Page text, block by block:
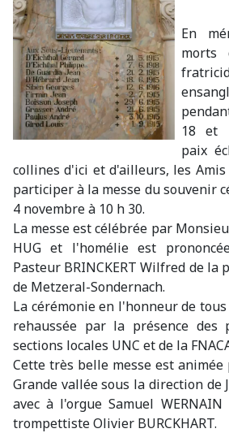
En
morts
18 et
paix
collines d'ici et d'ailleurs, les
participer à la messe du souvenir
4 novembre à 10 h 30.
La messe est célébrée par
HUG et l'homélie est
Pasteur BRINCKERT Wilfred de la
de Metzeral-Sondernach.
La cérémonie en l'honneur de
rehaussée par la présence des
sections locales UNC et de la
Cette très belle messe est
Grande vallée sous la direction de
avec à l'orgue Samuel
trompettiste Olivier BURCKHART.